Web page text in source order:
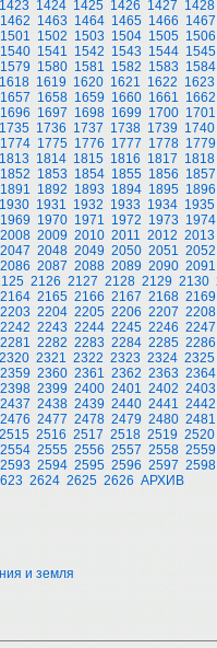
1423 1424 1425 1426 1427 1428
1462 1463 1464 1465 1466 1467
1501 1502 1503 1504 1505 1506
1540 1541 1542 1543 1544 1545
1579 1580 1581 1582 1583 1584
1618 1619 1620 1621 1622 1623
1657 1658 1659 1660 1661 1662
1696 1697 1698 1699 1700 1701
1735 1736 1737 1738 1739 1740
1774 1775 1776 1777 1778 1779
1813 1814 1815 1816 1817 1818
1852 1853 1854 1855 1856 1857
1891 1892 1893 1894 1895 1896
1930 1931 1932 1933 1934 1935
1969 1970 1971 1972 1973 1974
2008 2009 2010 2011 2012 2013
2047 2048 2049 2050 2051 2052
2086 2087 2088 2089 2090 2091
2126 2127 2128 2129 2130
2164 2165 2166 2167 2168 2169
2203 2204 2205 2206 2207 2208
2242 2243 2244 2245 2246 2247
2281 2282 2283 2284 2285 2286
2320 2321 2322 2323 2324 2325
2359 2360 2361 2362 2363 2364
2398 2399 2400 2401 2402 2403
2437 2438 2439 2440 2441 2442
2476 2477 2478 2479 2480 2481
2515 2516 2517 2518 2519 2520
2554 2555 2556 2557 2558 2559
2593 2594 2595 2596 2597 2598
2624 2625 2626 АРХИВ
и земля